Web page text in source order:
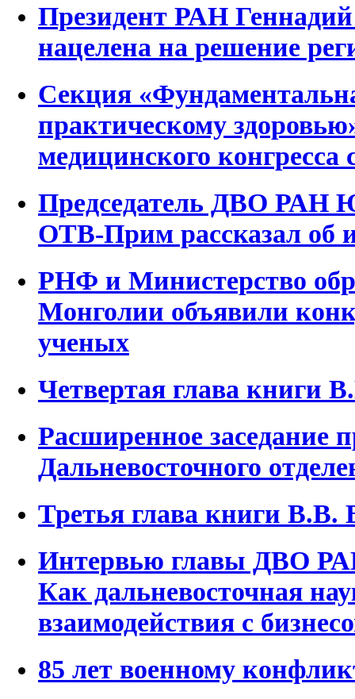
Президент РАН
нацелена на решение
Секция
практическому
медицинского
Председатель ДВО РАН
ОТВ-Прим рассказал об
РНФ и Министерство
Монголии объявили
ученых
Четвертая глава книги
Расширенное заседание
Дальневосточного
Третья глава книги В.В.
Интервью главы ДВО
Как дальневосточная
взаимодействия с
85 лет военному